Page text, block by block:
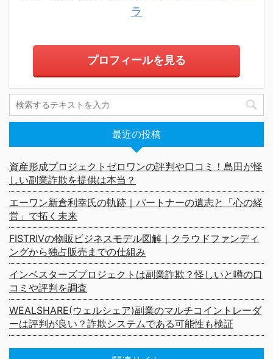
ラ
プロフィールを見る
最近の投稿
資産形成プロジェクトゼロワンの評判や口コミ！島田が怪
しい副業詐欺を提供は本当？
エーワン新倉利幸氏の軌跡｜パートナーの遺志と「心の経
営」で拓く未来
FISTRIVの物販ビジネスモデル図解｜クラウドファンディ
ングから独占販売までの仕組み
インベスターズプロジェクトは副業詐欺？怪しいと噂の口
コミや評判を調査
WEALSHARE(ウェルシェア)副業のマルチコイントレーダ
ーは評判が良い？詐欺システムである可能性も検証